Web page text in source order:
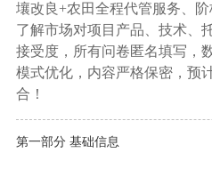
壤改良+农田全程代管服务、
了解市场对项目产品、技术、
接受度，所有问卷匿名填写，
模式优化，内容严格保密，预
合！
第一部分 基础信息